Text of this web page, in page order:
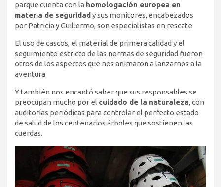
parque cuenta con la homologación europea en
materia de seguridady sus monitores, encabezados
por Patricia y Guillermo, son especialistas en rescate.
El uso de cascos, el material de primera calidad y el
seguimiento estricto de las normas de seguridad fueron
otros de los aspectos que nos animaron a lanzarnos a la
aventura.
Y también nos encantó saber que sus responsables se
preocupan mucho por el cuidado de la naturaleza, con
auditorías periódicas para controlar el perfecto estado
de salud de los centenarios árboles que sostienen las
cuerdas.